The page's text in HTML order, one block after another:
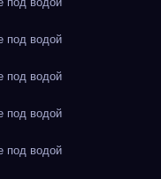
водой
водой
водой
водой